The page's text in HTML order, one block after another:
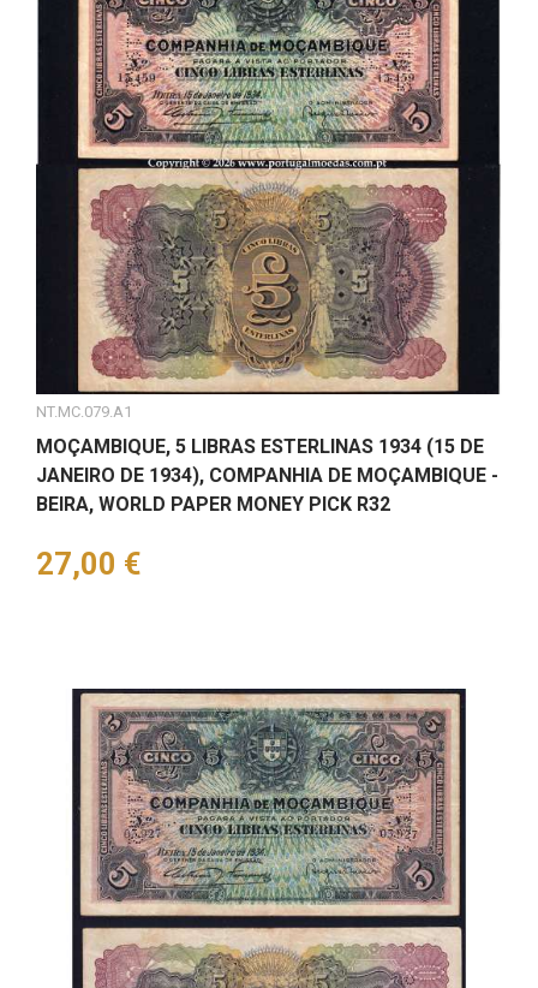
NT.MC.079.A1
MOÇAMBIQUE, 5 LIBRAS ESTERLINAS 1934 (15 DE
JANEIRO DE 1934), COMPANHIA DE MOÇAMBIQUE -
BEIRA, WORLD PAPER MONEY PICK R32
Preço
27,00 €